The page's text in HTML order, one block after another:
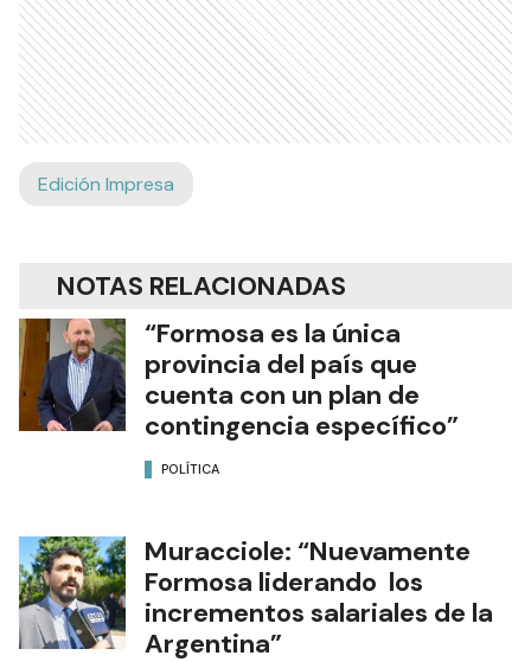
Edición Impresa
NOTAS RELACIONADAS
“Formosa es la única
provincia del país que
cuenta con un plan de
contingencia específico”
POLÍTICA
Muracciole: “Nuevamente
Formosa liderando los
incrementos salariales de la
Argentina”